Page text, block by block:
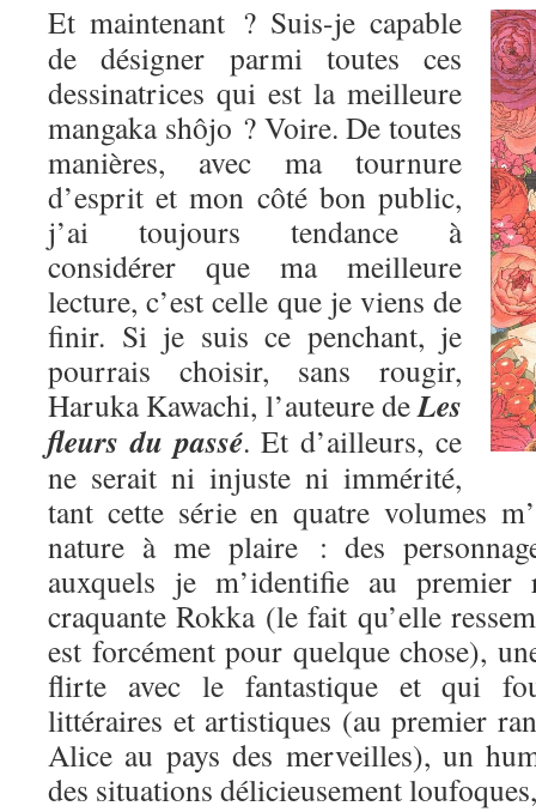
Et maintenant ? Suis-je capable
de désigner parmi toutes ces
dessinatrices qui est la meilleure
mangaka shôjo ? Voire. De toutes
manières, avec ma tournure
d’esprit et mon côté bon public,
j’ai toujours tendance à
considérer que ma meilleure
lecture, c’est celle que je viens de
finir. Si je suis ce penchant, je
pourrais choisir, sans rougir,
Haruka Kawachi, l’auteure deLes
fleurs du passé. Et d’ailleurs, ce
ne serait ni injuste ni immérité,
tant cette série en quatre volumes
nature à me plaire : des
auxquels je m’identifie au premier
craquante Rokka (le fait qu’elle
est forcément pour quelque chose),
flirte avec le fantastique et qui
littéraires et artistiques (au premier
Alice au pays des merveilles), un
des situations délicieusement